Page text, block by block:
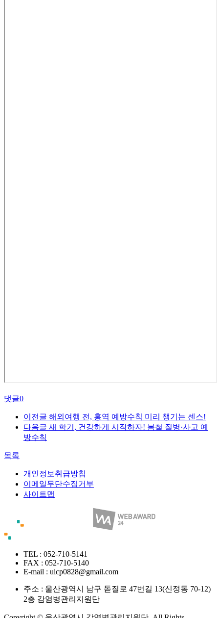
댓글0
이전글 해외여행 전, 홍역 예방수칙 미리 챙기는 센스!
다음글 새 학기, 건강하게 시작하자! 봄철 질병·사고 예
방수칙
목록
개인정보취급방침
이메일무단수집거부
사이트맵
TEL : 052-710-5141
FAX : 052-710-5140
E-mail : uicp0828@gmail.com
주소 : 울산광역시 남구 돋질로 47번길 13(신정동 70-12)
2층 감염병관리지원단